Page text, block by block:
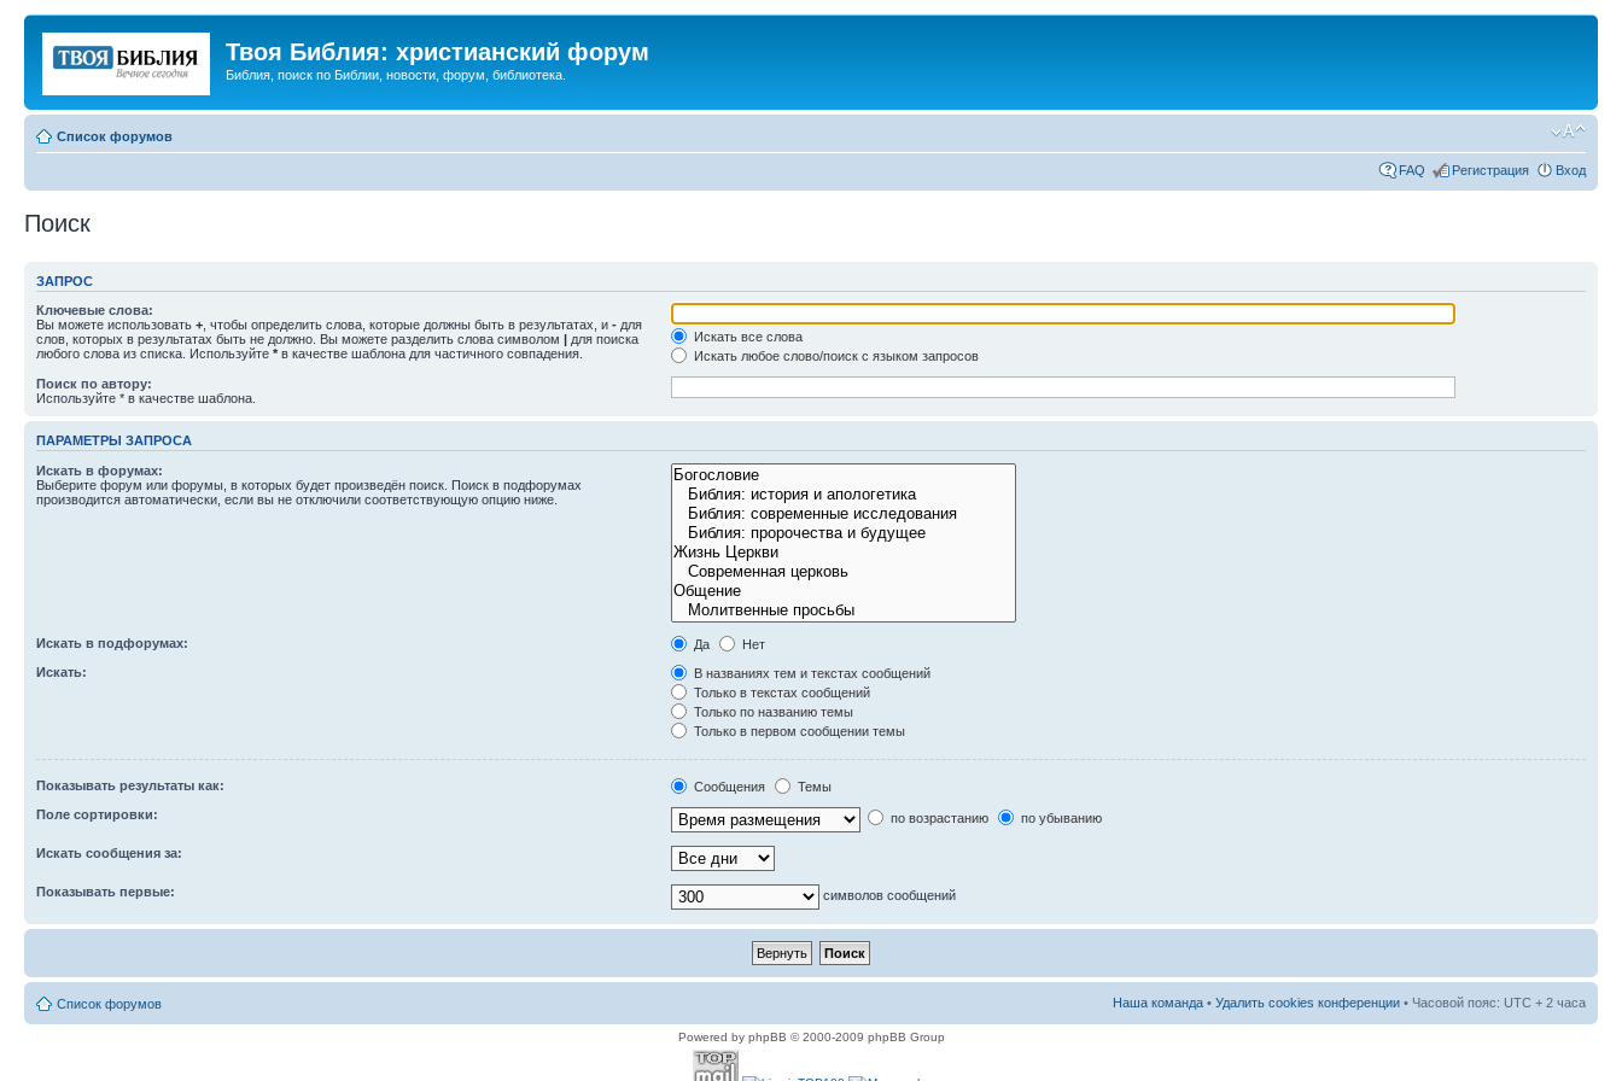
Твоя Библия: христианский форум
Библия, поиск по Библии, новости, форум, библиотека.
Список форумов
FAQ Регистрация Вход
Поиск
ЗАПРОС
Ключевые слова:
Вы можете использовать + , чтобы определить слова, которые должны быть в результатах, и - для
слов, которых в результатах быть не должно. Вы можете разделить слова символом | для поиска
любого слова из списка. Используйте * в качестве шаблона для частичного совпадения.
Искать все слова
Искать любое слово/поиск с языком запросов
Поиск по автору:
Используйте * в качестве шаблона.
ПАРАМЕТРЫ ЗАПРОСА
Искать в форумах:
Выберите форум или форумы, в которых будет произведён поиск. Поиск в подфорумах
производится автоматически, если вы не отключили соответствующую опцию ниже.
Искать в подфорумах: Да
Нет
Искать:
В названиях тем и текстах сообщений
Только в текстах сообщений
Только по названию темы
Только в первом сообщении темы
Показывать результаты как: Сообщения
Темы
Поле сортировки:
по возрастанию по убыванию
Искать сообщения за:
Показывать первые: символов сообщений
Список форумов Наша команда • Удалить cookies конференции • Часовой пояс: UTC + 2 часа
Powered by phpBB © 2000-2009 phpBB Group